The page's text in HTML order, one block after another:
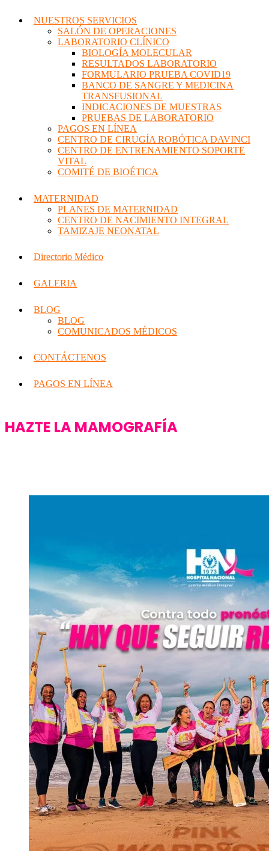
NUESTROS SERVICIOS
SALÓN DE OPERACIONES
LABORATORIO CLÍNICO
BIOLOGÍA MOLECULAR
RESULTADOS LABORATORIO
FORMULARIO PRUEBA COVID19
BANCO DE SANGRE Y MEDICINA
TRANSFUSIONAL
INDICACIONES DE MUESTRAS
PRUEBAS DE LABORATORIO
PAGOS EN LÍNEA
CENTRO DE CIRUGÍA ROBÓTICA DAVINCI
CENTRO DE ENTRENAMIENTO SOPORTE
VITAL
COMITÉ DE BIOÉTICA
MATERNIDAD
PLANES DE MATERNIDAD
CENTRO DE NACIMIENTO INTEGRAL
TAMIZAJE NEONATAL
Directorio Médico
GALERIA
BLOG
BLOG
COMUNICADOS MÉDICOS
CONTÁCTENOS
PAGOS EN LÍNEA
HAZTE LA MAMOGRAFÍA